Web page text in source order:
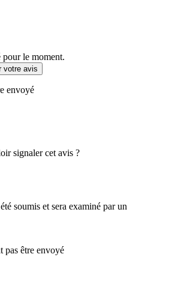
le moment.
votre avis
envoyé
signaler cet avis ?
soumis et sera examiné par un
pas être envoyé